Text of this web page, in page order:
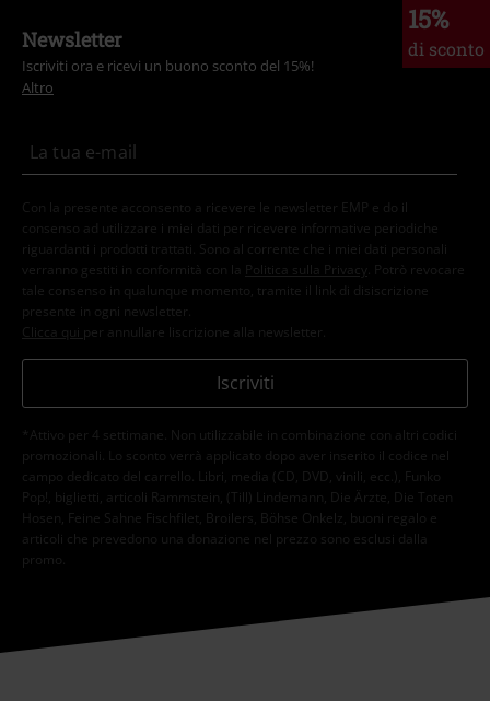
15%
di sconto
Newsletter
Iscriviti ora e ricevi un buono sconto del 15%!
Altro
Con la presente acconsento a ricevere le newsletter EMP e do il
consenso ad utilizzare i miei dati per ricevere informative periodiche
riguardanti i prodotti trattati. Sono al corrente che i miei dati personali
verranno gestiti in conformità con la
Politica sulla Privacy
. Potrò revocare
tale consenso in qualunque momento, tramite il link di disiscrizione
presente in ogni newsletter.
Clicca qui per annullare liscrizione alla newsletter.
Iscriviti
*Attivo per 4 settimane. Non utilizzabile in combinazione con altri codici
promozionali. Lo sconto verrà applicato dopo aver inserito il codice nel
campo dedicato del carrello. Libri, media (CD, DVD, vinili, ecc.), Funko
Pop!, biglietti, articoli Rammstein, (Till) Lindemann, Die Ärzte, Die Toten
Hosen, Feine Sahne Fischfilet, Broilers, Böhse Onkelz, buoni regalo e
articoli che prevedono una donazione nel prezzo sono esclusi dalla
promo.